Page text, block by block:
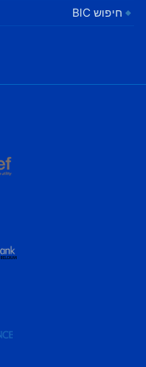
חיפוש BIC